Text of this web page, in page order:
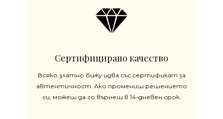
Сертифицирано качество
Всяко златно бижу идва със сертификат за
автентичност. Ако промениш решението
си, можеш да го върнеш в 14-дневен срок.